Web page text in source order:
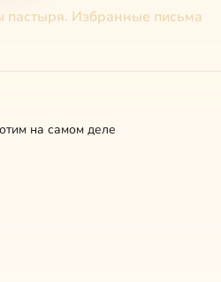
пастыря. Избранные письма
на самом деле